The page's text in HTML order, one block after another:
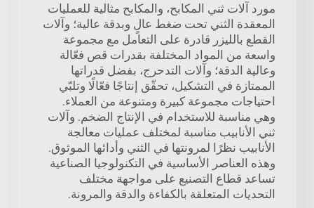
مورد آلات ثني المكابح، والمكابح مثالية للعمليات
المعقدة الثني تحت ضغط عالٍ وبدقة عالية؛ وآلات
القطع بالليزر قادرة على التعامل مع مجموعة
واسعة من المواد المختلفة بقدرات قص فعّالة
وعالية الدقة؛ وآلات التدحرج، بفضل قدراتها
الممتازة في التشكيل، تحقّق إنتاجًا فعّالًا وتلبّي
احتياجات مجموعة كبيرة ومتنوعة من العملاء.
وهي مناسبة للاستخدام في الإنتاج الضخم. وآلات
ثني الأنابيب مناسبة لمختلف عمليات معالجة
الأنابيب نظرًا لمرونتها في الثني وأدائها الموثوق.
وهذه العناصر الأساسية في التكنولوجيا الصناعية
تساعد قطاع التصنيع على مواجهة مختلف
التحديات المتعلقة بالكفاءة والدقة والمرونة.